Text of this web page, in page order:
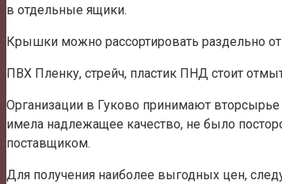
в отдельные ящики.
Крышки можно рассортировать раздельно
ПВХ Пленку, стрейч, пластик ПНД стоит
Организации в Гуково принимают вторсырье
имела надлежащее качество, не было
поставщиком.
Для получения наиболее выгодных цен,